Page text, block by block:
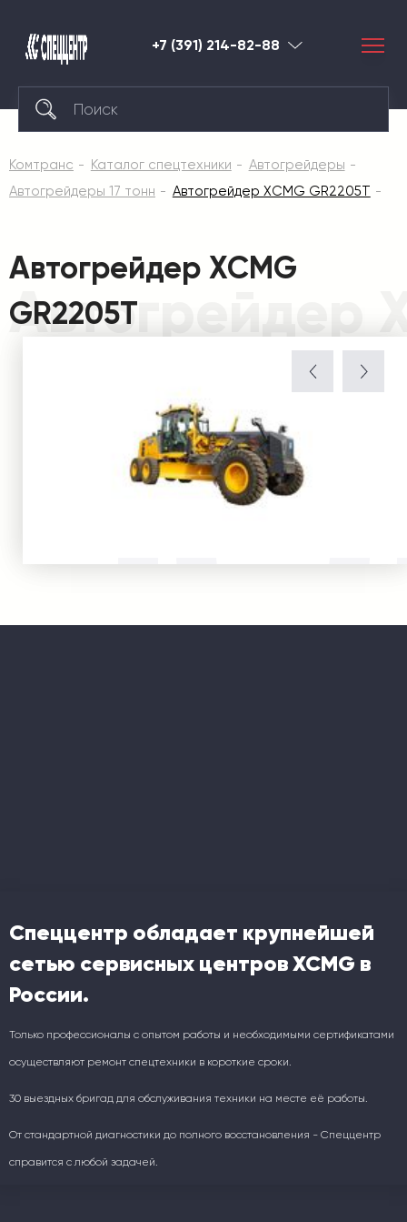
+7 (391) 214-82-88 Красноярск
Комтранс Каталог спецтехники
Автогрейдеры
Автогрейдеры 17 тонн
Автогрейдер XCMG GR2205T
Автогрейдер
Автогрейдер XCMG
GR2205T
Спеццентр обладает крупнейшей
сетью сервисных центров XCMG в
России.
Только профессионалы с опытом работы и необходимыми сертификатами
осуществляют ремонт спецтехники в короткие сроки.
30 выездных бригад для обслуживания техники на месте её работы.
От стандартной диагностики до полного восстановления - Спеццентр
справится с любой задачей.